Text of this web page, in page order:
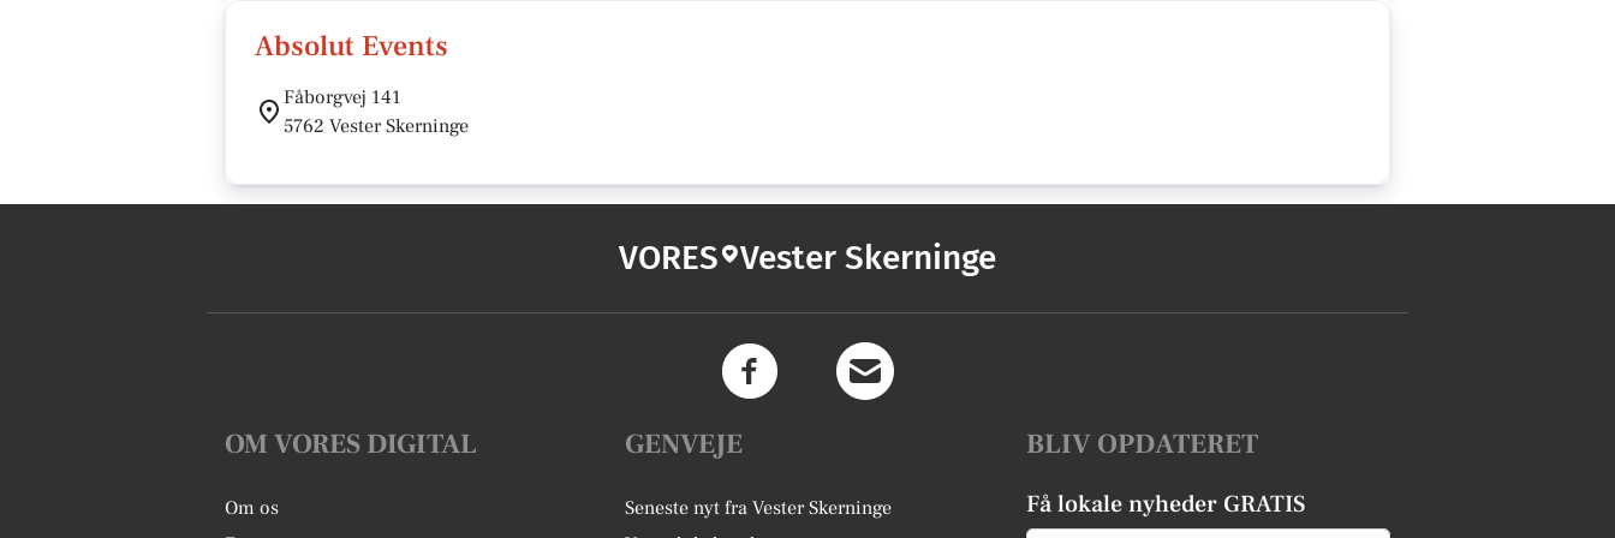
Absolut Events
Fåborgvej 141
5762 Vester Skerninge
VORES Vester Skerninge
OM VORES DIGITAL
Om os
GENVEJE
Seneste nyt fra Vester Skerninge
BLIV OPDATERET
Få lokale nyheder GRATIS